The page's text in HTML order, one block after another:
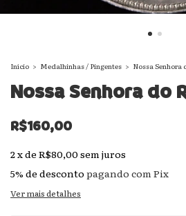
Início > Medalhinhas / Pingentes > Nossa Senhora
Nossa Senhora do
R$160,00
2xde R$80,00 sem juros
5% de desconto pagando com Pix
Ver mais detalhes